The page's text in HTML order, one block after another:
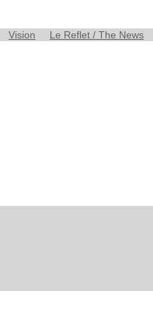
Vision Le Reflet / The News